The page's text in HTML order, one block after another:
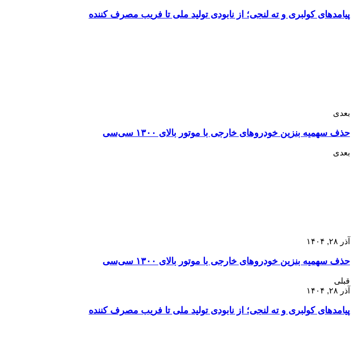
پیامدهای کولبری و ته لنجی؛ از نابودی تولید ملی تا فریب مصرف کننده
بعدی
حذف سهمیه بنزین خودروهای خارجی با موتور بالای ۱۳۰۰ سی‌سی
بعدی
آذر ۲۸, ۱۴۰۴
حذف سهمیه بنزین خودروهای خارجی با موتور بالای ۱۳۰۰ سی‌سی
قبلی
آذر ۲۸, ۱۴۰۴
پیامدهای کولبری و ته لنجی؛ از نابودی تولید ملی تا فریب مصرف کننده